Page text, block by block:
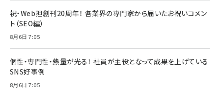
祝・Web担創刊20周年！ 各業界の専門家から届いたお祝いコメン
ト（SEO編）
8月6日 7:05
個性・専門性・熱量が光る！ 社員が主役となって成果を上げている
SNS好事例
8月6日 7:05